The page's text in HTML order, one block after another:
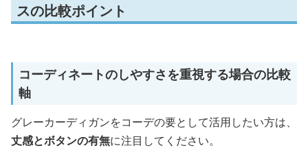
スの比較ポイント
コーディネートのしやすさを重視する場合の比較
軸
グレーカーディガンをコーデの要として活用したい方は、
丈感とボタンの有無に注目してください。